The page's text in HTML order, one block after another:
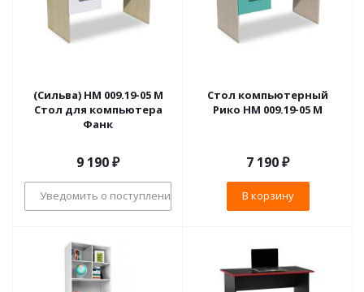
(Сильва) НМ 009.19-05 М
Стол для компьютера
Фанк
9 190₽
Уведомить о поступлении
Стол компьютерный
Рико НМ 009.19-05 М
7 190₽
В корзину